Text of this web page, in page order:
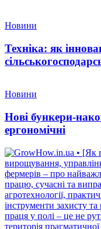
Новини
Техніка: як
Новини
Нові бункери-
ергономічні